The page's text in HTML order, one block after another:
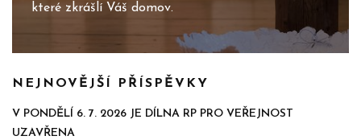
které zkrášlí Váš domov.
NEJNOVĚJŠÍ PŘÍSPĚVKY
V PONDĚLÍ 6. 7. 2026 JE DÍLNA RP PRO VEŘEJNOST
UZAVŘENA